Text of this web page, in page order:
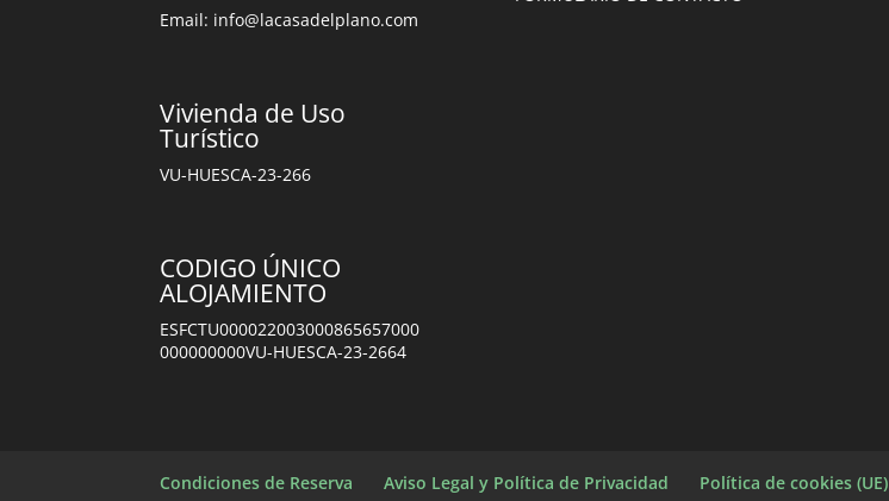
Email: info@lacasadelplano.com
Vivienda de Uso
Turístico
VU-HUESCA-23-266
CODIGO ÚNICO
ALOJAMIENTO
ESFCTU000022003000865657000
000000000VU-HUESCA-23-2664
Condiciones de Reserva Aviso Legal y Política de Privacidad Política de cookies (UE)